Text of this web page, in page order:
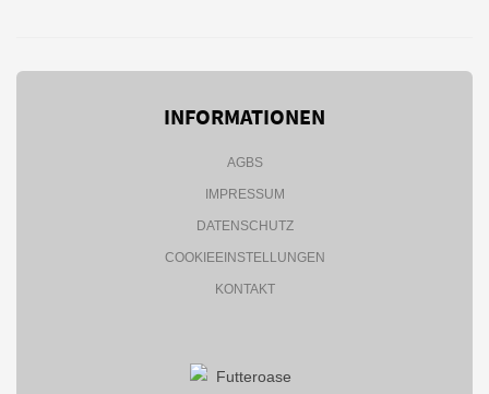
INFORMATIONEN
AGBS
IMPRESSUM
DATENSCHUTZ
COOKIEEINSTELLUNGEN
KONTAKT